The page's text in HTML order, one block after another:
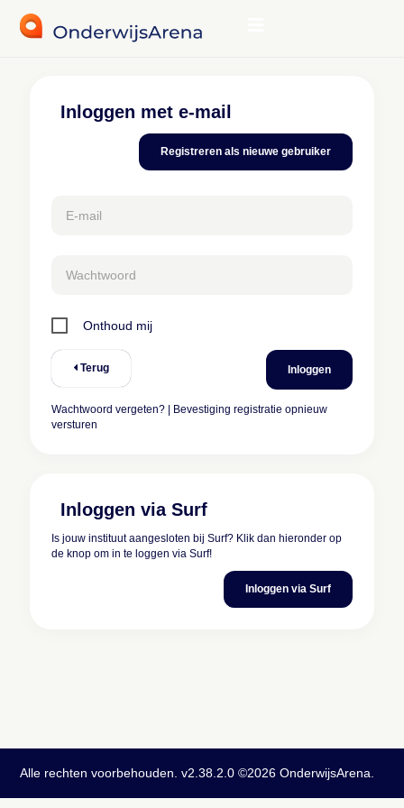
Inloggen met e-mail
Registreren als nieuwe gebruiker
E-mail
Wachtwoord
Onthoud mij
Terug Inloggen
Wachtwoord vergeten?|
Bevestiging registratie opnieuw
versturen
Inloggen via Surf
Is jouw instituut aangesloten bij Surf? Klik dan hieronder op
de knop om in te loggen via Surf!
Inloggen via Surf
Alle rechten voorbehouden. v2.38.2.0 ©2026 OnderwijsArena.